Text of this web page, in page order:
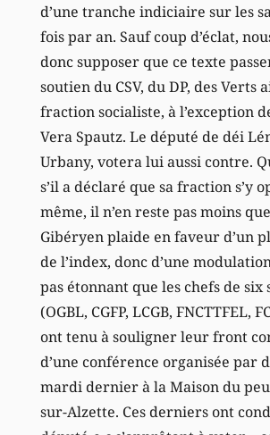
d’une tranche indiciaire sur les
fois par an. Sauf coup d’éclat,
donc supposer que ce texte
soutien du CSV, du DP, des Verts
fraction socialiste, à l’exception
Vera Spautz. Le député de déi
Urbany, votera lui aussi contre.
s’il a déclaré que sa fraction s’y
même, il n’en reste pas moins
Gibéryen plaide en faveur d’un
de l’index, donc d’une
pas étonnant que les chefs de six
(OGBL, CGFP, LCGB, FNCTTFEL,
ont tenu à souligner leur front
d’une conférence organisée par
mardi dernier à la Maison du
sur-Alzette. Ces derniers ont